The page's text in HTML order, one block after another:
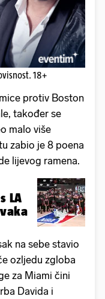
18+
protiv Boston
također se
malo više
zabio je 8 poena
lijevog ramena.
LA
na sebe stavio
ozljedu zgloba
za Miami čini
Davida i